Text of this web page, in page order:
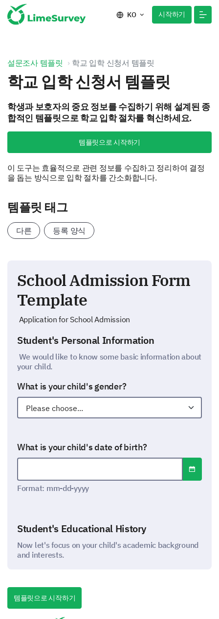
KO 시작하기
설문조사 템플릿 학교 입학 신청서 템플릿
학교 입학 신청서 템플릿
학생과 보호자의 중요 정보를 수집하기 위해 설계된 종
합적인 템플릿으로 학교 입학 절차를 혁신하세요.
템플릿으로 시작하기
이 도구는 효율적으로 관련 정보를 수집하고 정리하여 결정
을 돕는 방식으로 입학 절차를 간소화합니다.
템플릿 태그
다른 등록 양식
School Admission Form
Template
Application for School Admission
Student's Personal Information
We would like to know some basic information about
your child.
What is your child's gender?
What is your child's date of birth?
Date format: mm-dd-yyyy
Open
Format: mm-dd-yyyy
Student's Educational History
Now let's focus on your child's academic background
and interests.
템플릿으로 시작하기